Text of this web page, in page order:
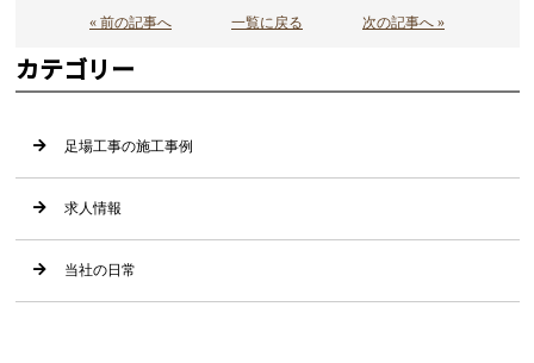
« 前の記事へ 一覧に戻る 次の記事へ »
カテゴリー
足場工事の施工事例
求人情報
当社の日常